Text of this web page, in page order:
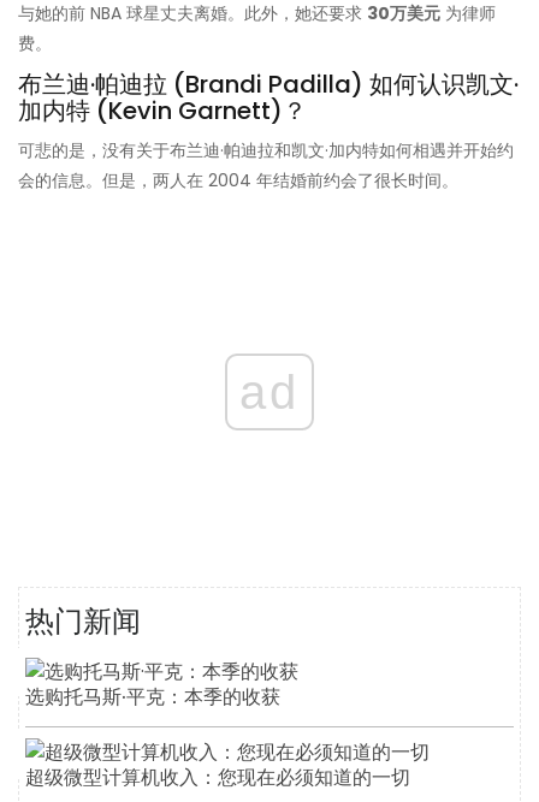
与她的前 NBA 球星丈夫离婚。此外，她还要求 30万美元 为律师
费。
布兰迪·帕迪拉 (Brandi Padilla) 如何认识凯文·
加内特 (Kevin Garnett)？
可悲的是，没有关于布兰迪·帕迪拉和凯文·加内特如何相遇并开始约
会的信息。但是，两人在 2004 年结婚前约会了很长时间。
ad
热门新闻
选购托马斯·平克：本季的收获
超级微型计算机收入：您现在必须知道的一切